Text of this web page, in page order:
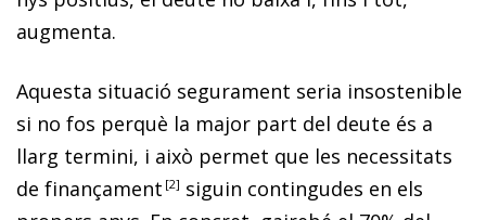
augmenta.
Aquesta situació segurament seria insostenible
si no fos perquè la major part del deute és a
llarg termini, i això permet que les necessitats
de finançament 2
siguin contingudes en els